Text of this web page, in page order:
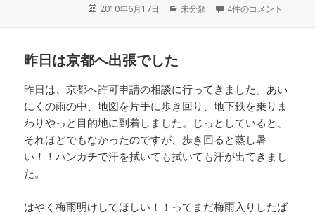
投
2010年6月17日
カ
未分類 4件のコメント
昨日は京都へ出張でした
昨日は、京都へ許可申請の相談に行ってきました。あい
にくの雨の中、地図を片手に歩き回り、地下鉄を乗りま
わりやっと目的地に到着しました。じっとしていると、
それほどでもなかったのですが、歩き回ると蒸し暑
い！！ハンカチで汗を拭いても拭いても汗が出てきまし
た。
はやく梅雨明けしてほしい！！ってまだ梅雨入りしたば